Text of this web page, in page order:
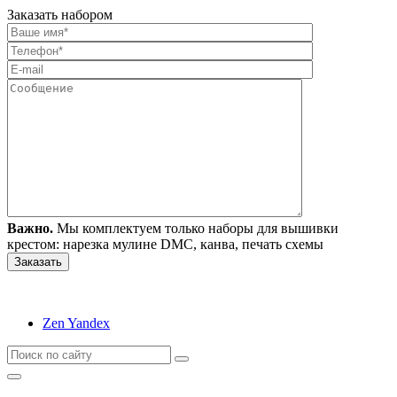
Заказать набором
Важно. Мы комплектуем только наборы для вышивки
крестом: нарезка мулине DMC, канва, печать схемы
Zen Yandex